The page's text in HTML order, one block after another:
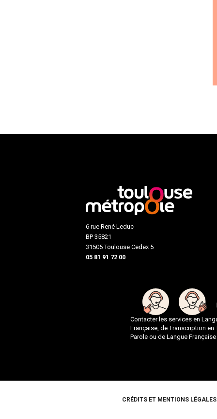
6 rue René Leduc
BP 35821
31505 Toulouse Cedex 5
05 81 91 72 00
Contacter les services en
Française, de Transcription en
Parole ou de Langue
Pied de pageCRÉDITS ET MENTIONS LÉGALES